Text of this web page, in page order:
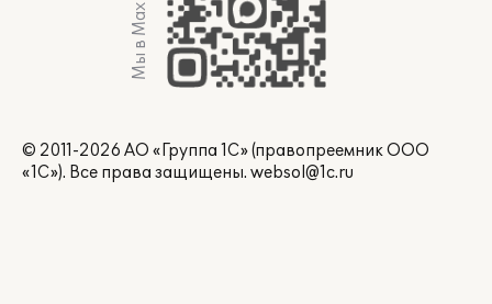
Мы в Max
© 2011-2026 АО «Группа 1С» (правопреемник ООО
«1С»). Все права защищены. websol@1c.ru